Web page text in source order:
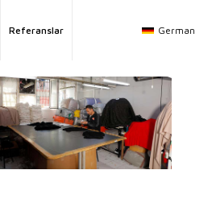
Referanslar German